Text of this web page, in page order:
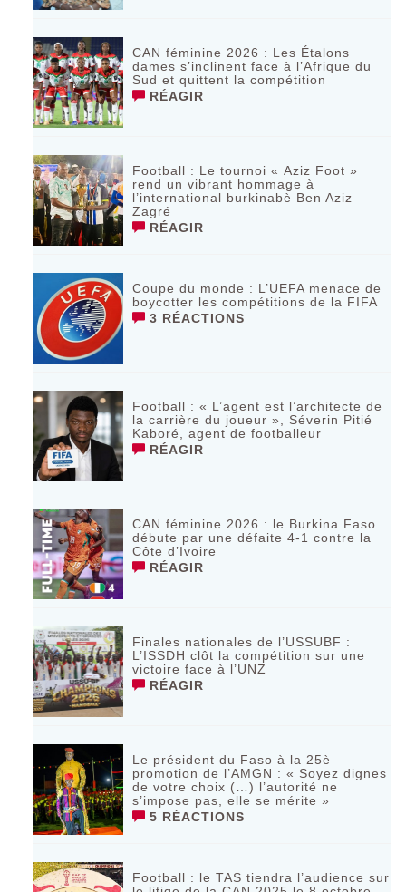
CAN féminine 2026 : Les Étalons
dames s’inclinent face à l’Afrique du
Sud et quittent la compétition
RÉAGIR
Football : Le tournoi « Aziz Foot »
rend un vibrant hommage à
l’international burkinabè Ben Aziz
Zagré
RÉAGIR
Coupe du monde : L’UEFA menace de
boycotter les compétitions de la FIFA
3 RÉACTIONS
Football : « L’agent est l’architecte de
la carrière du joueur », Séverin Pitié
Kaboré, agent de footballeur
RÉAGIR
CAN féminine 2026 : le Burkina Faso
débute par une défaite 4-1 contre la
Côte d’Ivoire
RÉAGIR
Finales nationales de l’USSUBF :
L’ISSDH clôt la compétition sur une
victoire face à l’UNZ
RÉAGIR
Le président du Faso à la 25è
promotion de l’AMGN : « Soyez dignes
de votre choix (…) l’autorité ne
s’impose pas, elle se mérite »
5 RÉACTIONS
Football : le TAS tiendra l’audience sur